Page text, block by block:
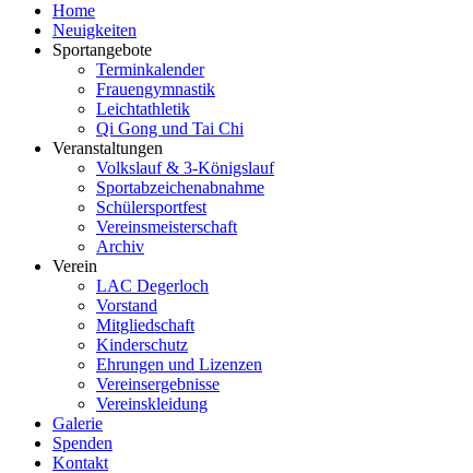
Home
Neuigkeiten
Sportangebote
Terminkalender
Frauengymnastik
Leichtathletik
Qi Gong und Tai Chi
Veranstaltungen
Volkslauf & 3-Königslauf
Sportabzeichenabnahme
Schülersportfest
Vereinsmeisterschaft
Archiv
Verein
LAC Degerloch
Vorstand
Mitgliedschaft
Kinderschutz
Ehrungen und Lizenzen
Vereinsergebnisse
Vereinskleidung
Galerie
Spenden
Kontakt